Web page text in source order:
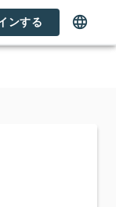
ンする